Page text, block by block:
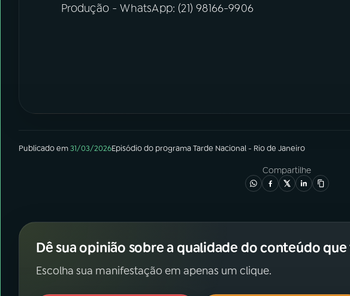
Produção - WhatsApp: (21) 98166-9906
Publicado em31/03/2026Episódiodo programaTarde Nacional - Rio de Janeiro
Compartilhe
Dê sua opinião sobre a qualidade do conteúdo que
Escolha sua manifestação em apenas um clique.